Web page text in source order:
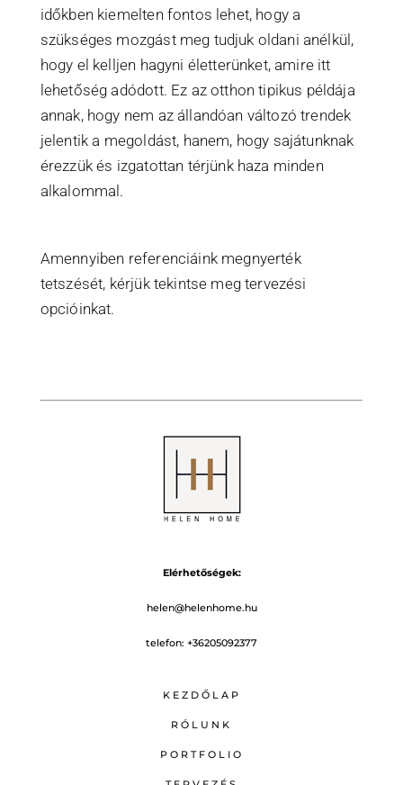
időkben kiemelten fontos lehet, hogy a
szükséges mozgást meg tudjuk oldani anélkül,
hogy el kelljen hagyni életterünket, amire itt
lehetőség adódott. Ez az otthon tipikus példája
annak, hogy nem az állandóan változó trendek
jelentik a megoldást, hanem, hogy sajátunknak
érezzük és izgatottan térjünk haza minden
alkalommal.
Amennyiben referenciáink megnyerték
tetszését, kérjük tekintse meg tervezési
opcióinkat.
Elérhetőségek:
helen@helenhome.hu
telefon: +36205092377
KEZDŐLAP
RÓLUNK
PORTFOLIO